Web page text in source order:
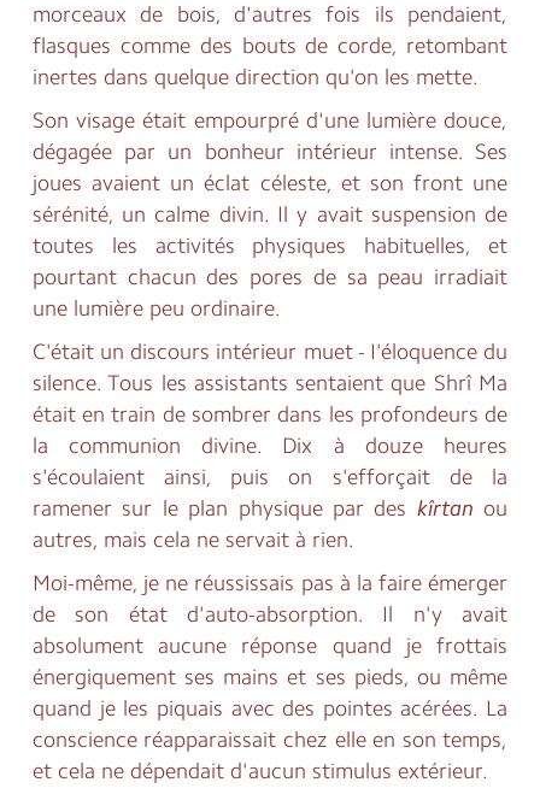
morceaux de bois, d'autres fois ils pendaient,
flasques comme des bouts de corde, retombant
inertes dans quelque direction qu'on les mette.
Son visage était empourpré d'une lumière douce,
dégagée par un bonheur intérieur intense. Ses
joues avaient un éclat céleste, et son front une
sérénité, un calme divin. Il y avait suspension de
toutes les activités physiques habituelles, et
pourtant chacun des pores de sa peau irradiait
une lumière peu ordinaire.
C'était un discours intérieur muet - I'éloquence du
silence. Tous les assistants sentaient que Shrî Ma
était en train de sombrer dans les profondeurs de
la communion divine. Dix à douze heures
s'écoulaient ainsi, puis on s'efforçait de la
ramener sur le plan physique par des kîrtan ou
autres, mais cela ne servait à rien.
Moi-même, je ne réussissais pas à la faire émerger
de son état d'auto-absorption. Il n'y avait
absolument aucune réponse quand je frottais
énergiquement ses mains et ses pieds, ou même
quand je les piquais avec des pointes acérées. La
conscience réapparaissait chez elle en son temps,
et cela ne dépendait d'aucun stimulus extérieur.